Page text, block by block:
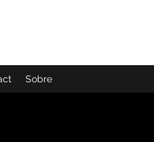
Sobre